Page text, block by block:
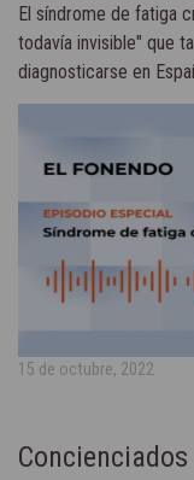
El síndrome de fatiga
todavía invisible" que
diagnosticarse en
15 de octubre, 2022
Concienciados